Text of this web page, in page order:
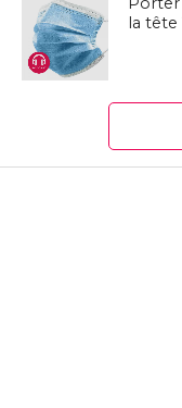
la tête